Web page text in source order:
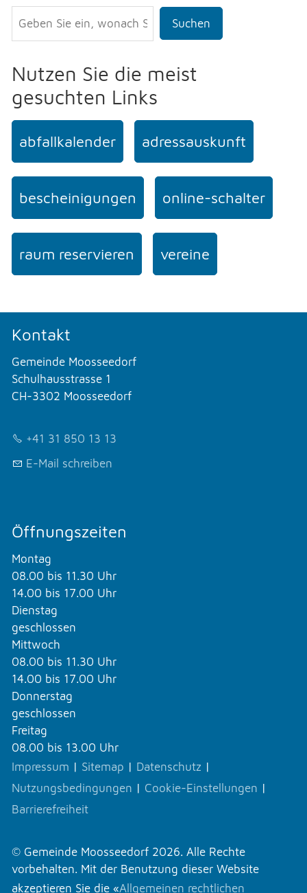
Suchen
Nutzen Sie die meist
gesuchten Links
abfallkalender adressauskunft
bescheinigungen online-schalter
raum reservieren vereine
Kontakt
Gemeinde Moosseedorf
Schulhausstrasse 1
CH-3302 Moosseedorf
+41 31 850 13 13
E-Mail schreiben
Öffnungszeiten
Montag
08.00 bis 11.30 Uhr
14.00 bis 17.00 Uhr
Dienstag
geschlossen
Mittwoch
08.00 bis 11.30 Uhr
14.00 bis 17.00 Uhr
Donnerstag
geschlossen
Freitag
08.00 bis 13.00 Uhr
Impressum | Sitemap | Datenschutz |
Nutzungsbedingungen | Cookie-Einstellungen |
Barrierefreiheit
© Gemeinde Moosseedorf 2026. Alle Rechte
vorbehalten. Mit der Benutzung dieser Website
akzeptieren Sie die «Allgemeinen rechtlichen